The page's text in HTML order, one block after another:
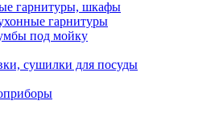
гарнитуры, шкафы
гарнитуры
под мойку
сушилки для посуды